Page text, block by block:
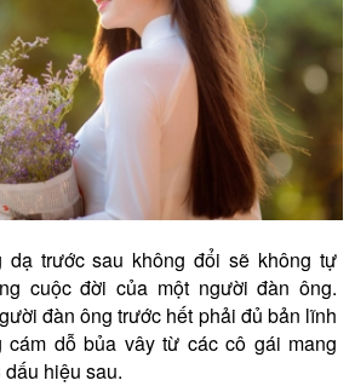
trước sau không đổi sẽ không tự
cuộc đời của một người đàn ông.
đàn ông trước hết phải đủ bản lĩnh
dỗ bủa vây từ các cô gái mang
hiệu sau.